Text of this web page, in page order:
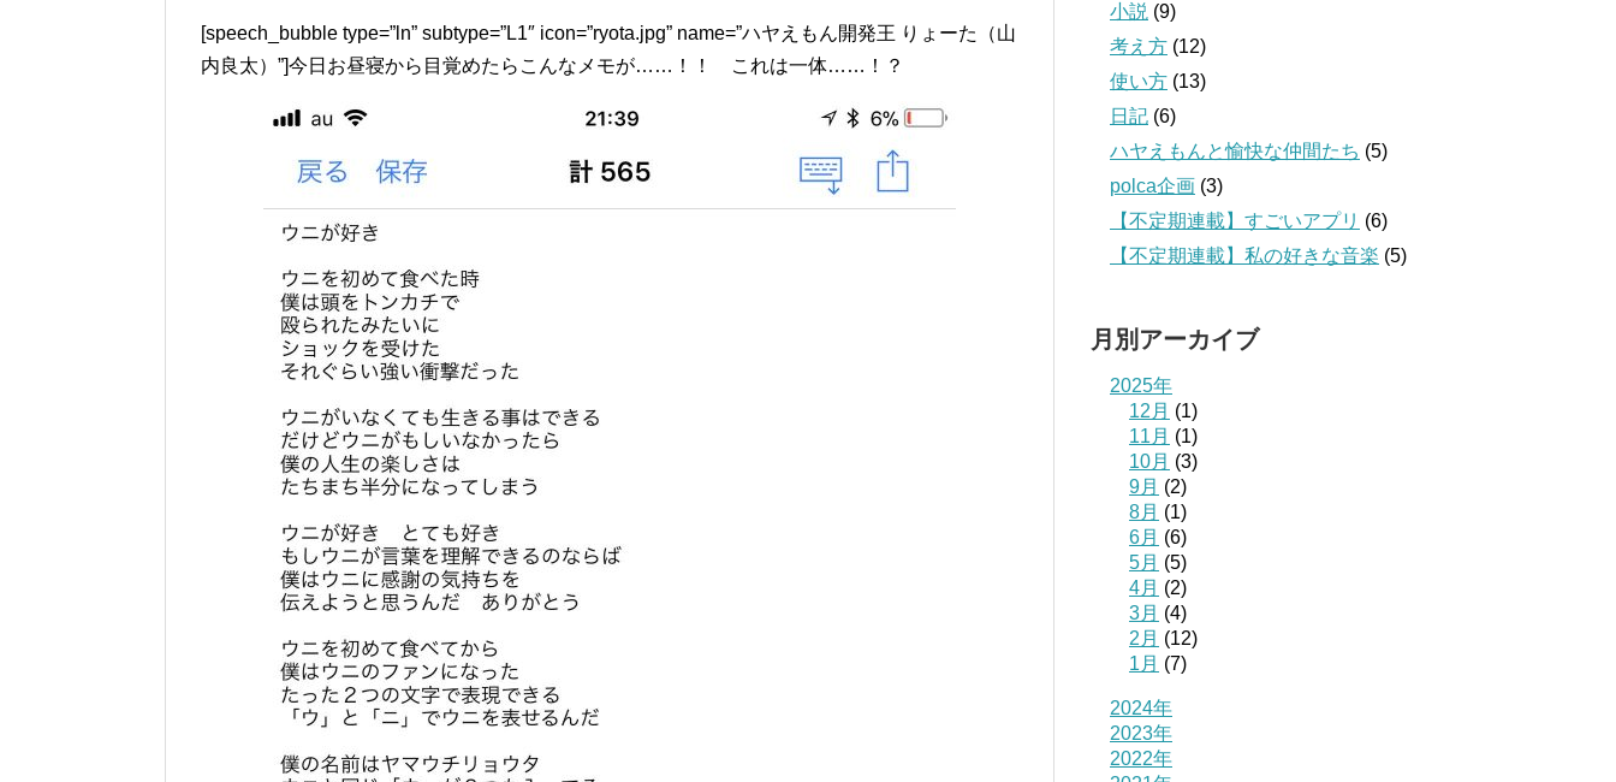
[speech_bubble type=”ln” subtype=”L1″ icon=”ryota.jpg” name=”ハヤえもん開発王 りょーた（山
内良太）”]今日お昼寝から目覚めたらこんなメモが……！！ これは一体……！？
小説 (9)
考え方 (12)
使い方 (13)
日記 (6)
ハヤえもんと愉快な仲間たち (5)
polca企画 (3)
【不定期連載】すごいアプリ (6)
【不定期連載】私の好きな音楽 (5)
月別アーカイブ
2025年
12月 (1)
11月 (1)
10月 (3)
9月 (2)
8月 (1)
6月 (6)
5月 (5)
4月 (2)
3月 (4)
2月 (12)
1月 (7)
2024年
2023年
2022年